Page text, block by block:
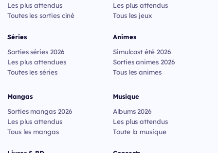
Les plus attendus
Toutes les sorties ciné
Séries
Sorties séries 2026
Les plus attendues
Toutes les séries
Les plus attendus
Tous les jeux
Animes
Simulcast été 2026
Sorties animes 2026
Tous les animes
Mangas
Sorties mangas 2026
Les plus attendus
Tous les mangas
Musique
Albums 2026
Les plus attendus
Toute la musique